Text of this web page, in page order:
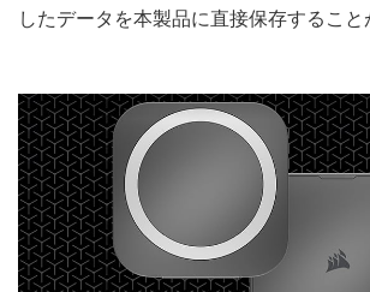
したデータを本製品に直接保存すること